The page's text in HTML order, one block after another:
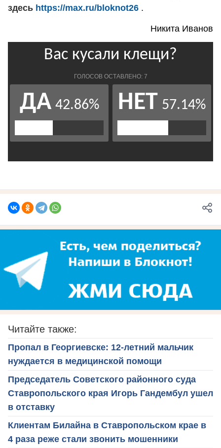
здесь https://max.ru/bloknot26 .
Никита Иванов
Читайте также:
Пропал в Георгиевске: 12-летний мальчик
нуждается в медицинской помощи
Председатель Советского районного суда
Ставропольского края Игорь Гандембул ушел
в отставку
Клиентам Билайна в Ставропольском крае в
4 раза реже стали звонить мошенники